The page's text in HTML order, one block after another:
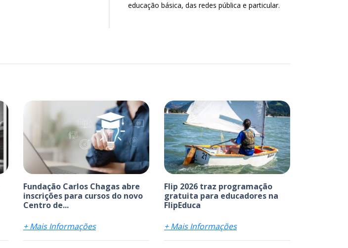
educação básica, das redes pública e particular.
Fundação Carlos Chagas abre
inscrições para cursos do novo
Centro de...
+ Mais Informações
Flip 2026 traz programação
gratuita para educadores na
FlipEduca
+ Mais Informações